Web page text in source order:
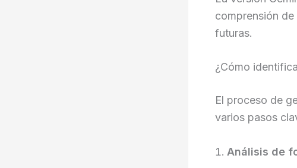
comprensión
futuras.
¿Cómo
El proceso de
varios pasos
Análisis de